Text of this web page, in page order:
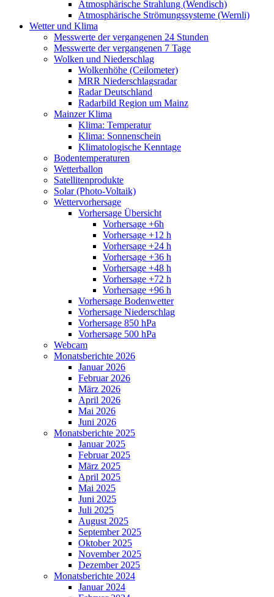
Atmosphärische Strahlung (Wendisch)
Atmosphärische Strömungssysteme (Wernli)
Wetter und Klima
Messwerte der vergangenen 24 Stunden
Messwerte der vergangenen 7 Tage
Wolken und Niederschlag
Wolkenhöhe (Ceilometer)
MRR Niederschlagsradar
Radar Deutschland
Radarbild Region um Mainz
Mainzer Klima
Klima: Temperatur
Klima: Sonnenschein
Klimatologische Kenntage
Bodentemperaturen
Wetterballon
Satellitenprodukte
Solar (Photo-Voltaik)
Wettervorhersage
Vorhersage Übersicht
Vorhersage +6h
Vorhersage +12 h
Vorhersage +24 h
Vorhersage +36 h
Vorhersage +48 h
Vorhersage +72 h
Vorhersage +96 h
Vorhersage Bodenwetter
Vorhersage Niederschlag
Vorhersage 850 hPa
Vorhersage 500 hPa
Webcam
Monatsberichte 2026
Januar 2026
Februar 2026
März 2026
April 2026
Mai 2026
Juni 2026
Monatsberichte 2025
Januar 2025
Februar 2025
März 2025
April 2025
Mai 2025
Juni 2025
Juli 2025
August 2025
September 2025
Oktober 2025
November 2025
Dezember 2025
Monatsberichte 2024
Januar 2024